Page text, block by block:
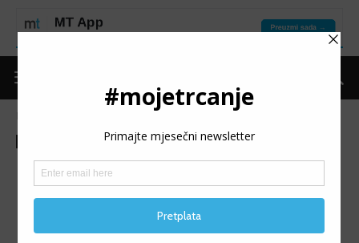
MARIJA UJDUR: Trčanje uz
more je najljepša pozivnica
našim prijateljima trkačima